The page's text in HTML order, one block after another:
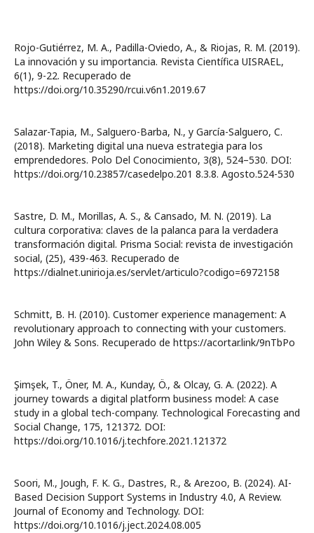
Rojo-Gutiérrez, M. A., Padilla-Oviedo, A., & Riojas, R. M. (2019).
La innovación y su importancia. Revista Científica UISRAEL,
6(1), 9-22. Recuperado de
https://doi.org/10.35290/rcui.v6n1.2019.67
Salazar-Tapia, M., Salguero-Barba, N., y García-Salguero, C.
(2018). Marketing digital una nueva estrategia para los
emprendedores. Polo Del Conocimiento, 3(8), 524–530. DOI:
https://doi.org/10.23857/casedelpo.201 8.3.8. Agosto.524-530
Sastre, D. M., Morillas, A. S., & Cansado, M. N. (2019). La
cultura corporativa: claves de la palanca para la verdadera
transformación digital. Prisma Social: revista de investigación
social, (25), 439-463. Recuperado de
https://dialnet.unirioja.es/servlet/articulo?codigo=6972158
Schmitt, B. H. (2010). Customer experience management: A
revolutionary approach to connecting with your customers.
John Wiley & Sons. Recuperado de https://acortar.link/9nTbPo
Şimşek, T., Öner, M. A., Kunday, Ö., & Olcay, G. A. (2022). A
journey towards a digital platform business model: A case
study in a global tech-company. Technological Forecasting and
Social Change, 175, 121372. DOI:
https://doi.org/10.1016/j.techfore.2021.121372
Soori, M., Jough, F. K. G., Dastres, R., & Arezoo, B. (2024). AI-
Based Decision Support Systems in Industry 4.0, A Review.
Journal of Economy and Technology. DOI:
https://doi.org/10.1016/j.ject.2024.08.005